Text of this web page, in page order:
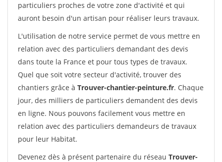
particuliers proches de votre zone d'activité et qui
auront besoin d'un artisan pour réaliser leurs travaux.
L'utilisation de notre service permet de vous mettre en
relation avec des particuliers demandant des devis
dans toute la France et pour tous types de travaux.
Quel que soit votre secteur d'activité, trouver des
chantiers grâce à Trouver-chantier-peinture.fr. Chaque
jour, des milliers de particuliers demandent des devis
en ligne. Nous pouvons facilement vous mettre en
relation avec des particuliers demandeurs de travaux
pour leur Habitat.
Devenez dès à présent partenaire du réseau Trouver-